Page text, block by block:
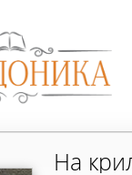
На